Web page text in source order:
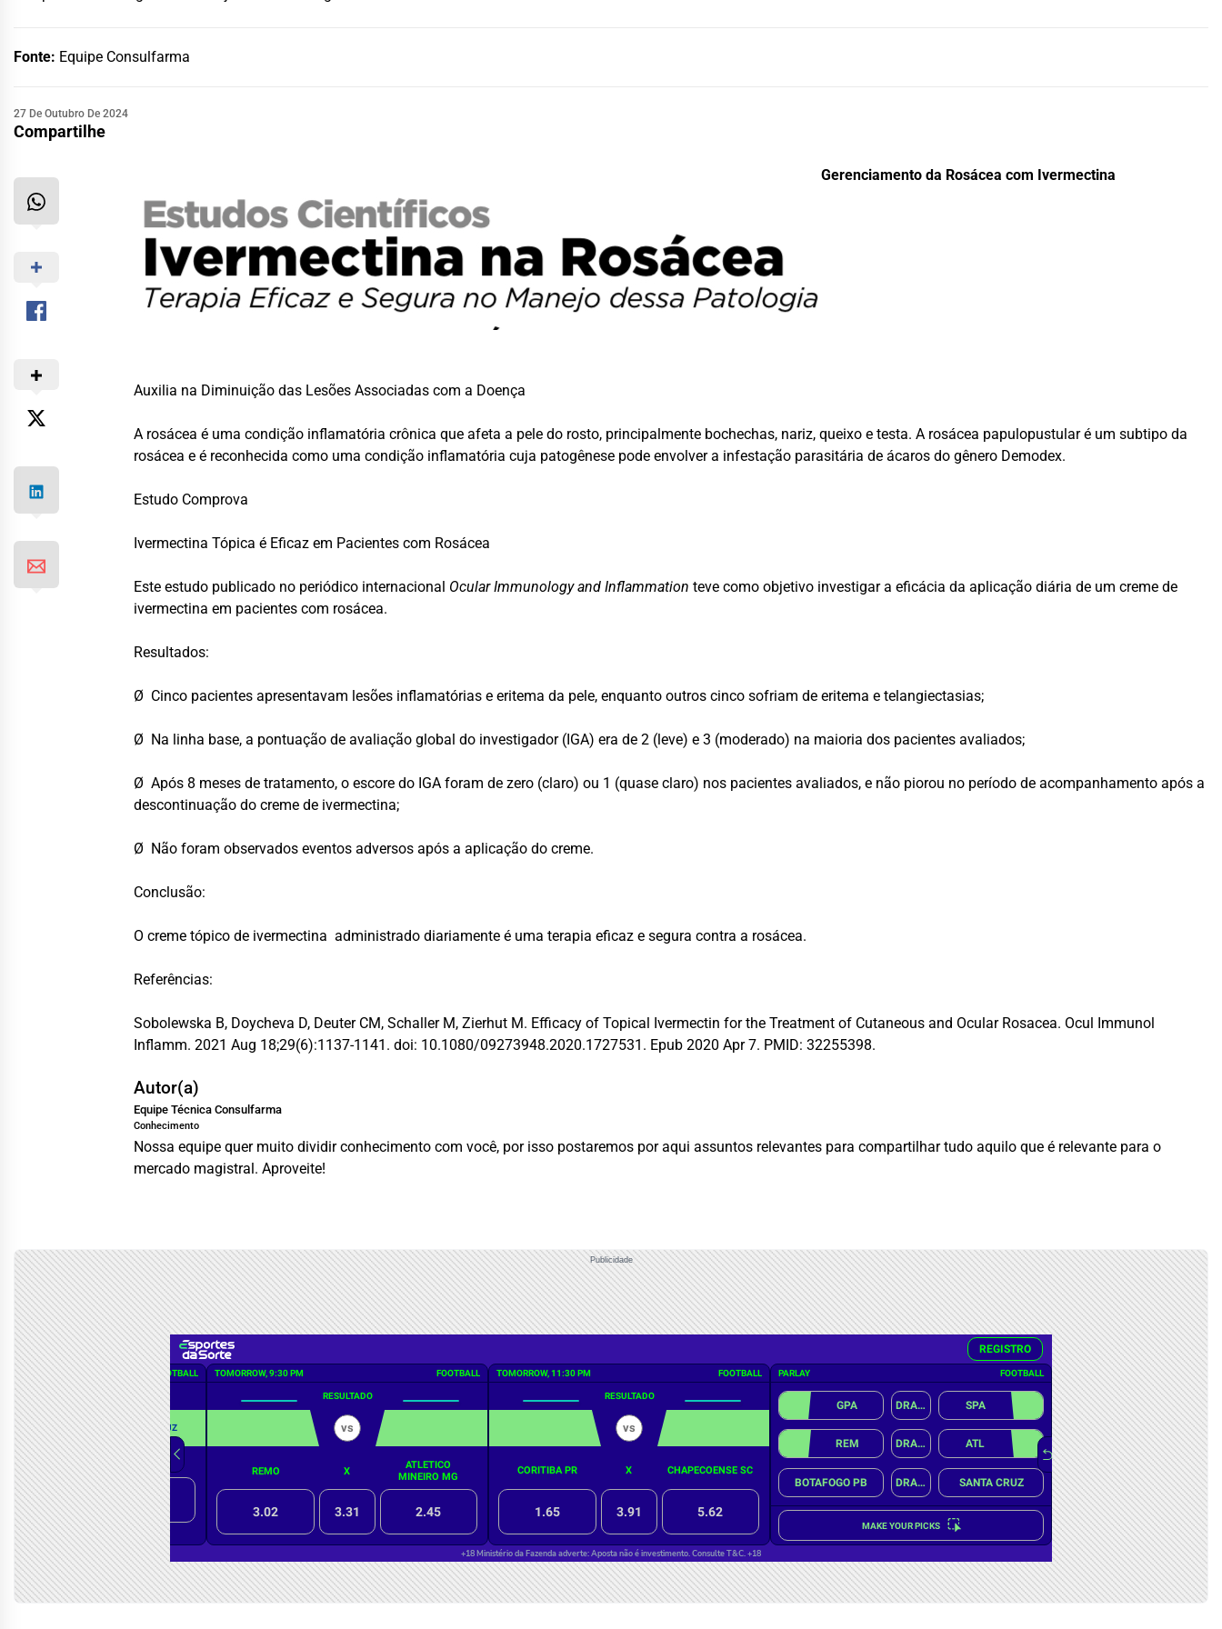
Fonte: Equipe Consulfarma
27 De Outubro De 2024
Compartilhe
Gerenciamento da Rosácea com Ivermectina
Auxilia na Diminuição das Lesões Associadas com a Doença
A rosácea é uma condição inflamatória crônica que afeta a pele do rosto, principalmente bochechas, nariz, queixo e testa. A rosácea papulopustular é um subtipo da
rosácea e é reconhecida como uma condição inflamatória cuja patogênese pode envolver a infestação parasitária de ácaros do gênero Demodex.
Estudo Comprova
Ivermectina Tópica é Eficaz em Pacientes com Rosácea
Este estudo publicado no periódico internacional Ocular Immunology and Inflammationteve como objetivo investigar a eficácia da aplicação diária de um creme de
ivermectina em pacientes com rosácea.
Resultados:
Ø Cinco pacientes apresentavam lesões inflamatórias e eritema da pele, enquanto outros cinco sofriam de eritema e telangiectasias;
Ø Na linha base, a pontuação de avaliação global do investigador (IGA) era de 2 (leve) e 3 (moderado) na maioria dos pacientes avaliados;
Ø Após 8 meses de tratamento, o escore do IGA foram de zero (claro) ou 1 (quase claro) nos pacientes avaliados, e não piorou no período de acompanhamento após a
descontinuação do creme de ivermectina;
Ø Não foram observados eventos adversos após a aplicação do creme.
Conclusão:
O creme tópico de ivermectina administrado diariamente é uma terapia eficaz e segura contra a rosácea.
Referências:
Sobolewska B, Doycheva D, Deuter CM, Schaller M, Zierhut M. Efficacy of Topical Ivermectin for the Treatment of Cutaneous and Ocular Rosacea. Ocul Immunol
Inflamm. 2021 Aug 18;29(6):1137-1141. doi: 10.1080/09273948.2020.1727531. Epub 2020 Apr 7. PMID: 32255398.
Autor(a)
Equipe Técnica Consulfarma
Conhecimento
Nossa equipe quer muito dividir conhecimento com você, por isso postaremos por aqui assuntos relevantes para compartilhar tudo aquilo que é relevante para o
mercado magistral. Aproveite!
Publicidade